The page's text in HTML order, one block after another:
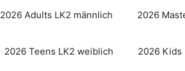
2026 Adults LK2 männlich 2026
2026 Teens LK2 weiblich 2026 Kids